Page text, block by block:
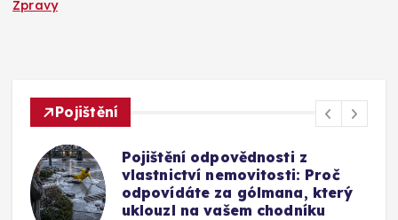
Zpravy
Pojištění
Pojištění odpovědnosti z
vlastnictví nemovitosti: Proč
odpovídáte za gólmana, který
uklouzl na vašem chodníku